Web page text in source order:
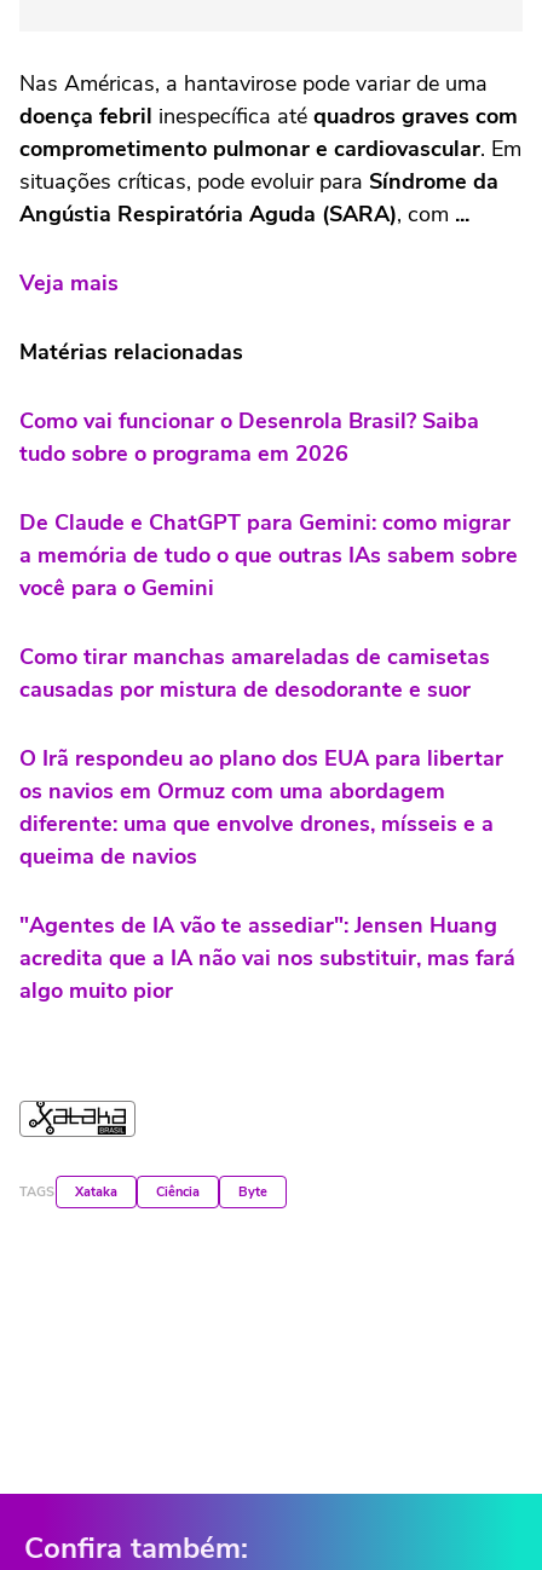
Nas Américas, a hantavirose pode variar de uma
doença febril inespecífica até quadros graves com
comprometimento pulmonar e cardiovascular. Em
situações críticas, pode evoluir para Síndrome da
Angústia Respiratória Aguda (SARA), com ...
Veja mais
Matérias relacionadas
Como vai funcionar o Desenrola Brasil? Saiba
tudo sobre o programa em 2026
De Claude e ChatGPT para Gemini: como migrar
a memória de tudo o que outras IAs sabem sobre
você para o Gemini
Como tirar manchas amareladas de camisetas
causadas por mistura de desodorante e suor
O Irã respondeu ao plano dos EUA para libertar
os navios em Ormuz com uma abordagem
diferente: uma que envolve drones, mísseis e a
queima de navios
"Agentes de IA vão te assediar": Jensen Huang
acredita que a IA não vai nos substituir, mas fará
algo muito pior
TAGS Xataka Ciência Byte
Confira também: